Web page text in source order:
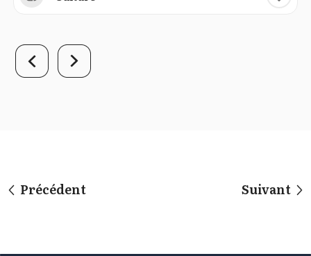
Précédent Suivant